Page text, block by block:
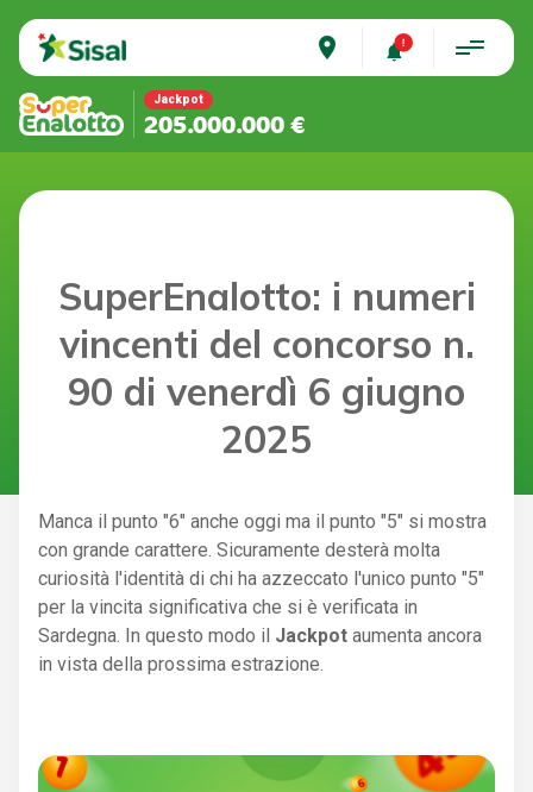
place
Jackpot
205.000.000 €
SuperEnalotto: i numeri
vincenti del concorso n.
90 di venerdì 6 giugno
2025
Manca il punto "6" anche oggi ma il punto "5" si mostra
con grande carattere. Sicuramente desterà molta
curiosità l'identità di chi ha azzeccato l'unico punto "5"
per la vincita significativa che si è verificata in
Sardegna. In questo modo il Jackpot aumenta ancora
in vista della prossima estrazione.